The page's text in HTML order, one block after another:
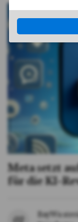
Meta setzt
für die KI-
BayWa